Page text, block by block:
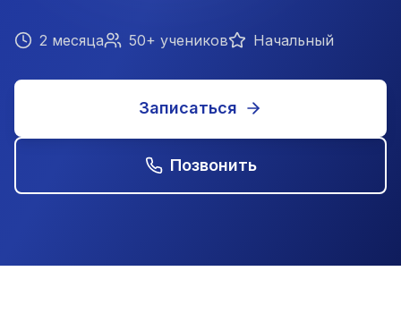
2 месяца 50+ учеников Начальный
Записаться
Позвонить